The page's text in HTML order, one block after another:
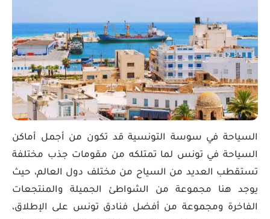
السياحة في سوسة التونسية قد تكون من أجمل أماكن
السياحة في تونس لما تمتلكه من مقومات جذب مختلفة
تستقطب العديد من السياح من مختلف دول العالم، حيث
يوجد هنا مجموعة من الشواطئ الجميلة والمنتجعات
الفاخرة ومجموعة من أفضل فنادق تونس على الإطلاق،